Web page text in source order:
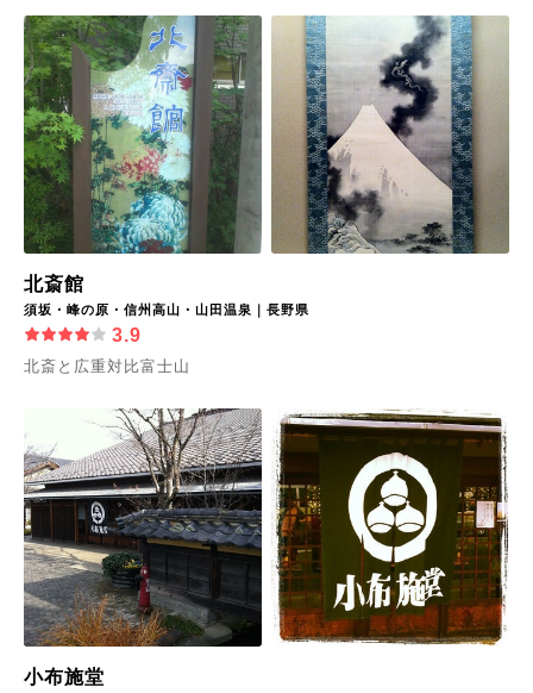
北斎館
須坂・峰の原・信州高山・山田温泉｜長野県
3.9
北斎と広重対比富士山
小布施堂